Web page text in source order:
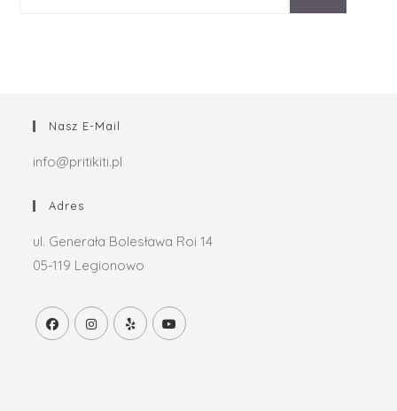
Nasz E-Mail
info@pritikiti.pl
Adres
ul. Generała Bolesława Roi 14
05-119 Legionowo